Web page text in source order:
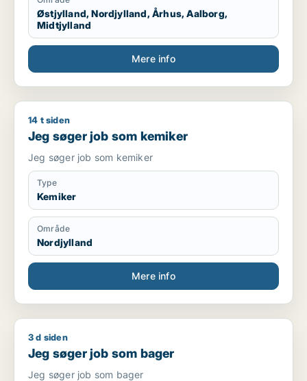
Østjylland, Nordjylland, Århus, Aalborg,
Midtjylland
Mere info
Jeg søger job som kemiker
14 t siden
Jeg søger job som kemiker
Jeg søger job som kemiker
Type
Kemiker
Område
Nordjylland
Mere info
Jeg søger job som bager
3 d siden
Jeg søger job som bager
Jeg søger job som bager